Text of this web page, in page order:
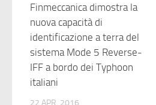
Finmeccanica dimostra la
nuova capacità di
identificazione a terra del
sistema Mode 5 Reverse-
IFF a bordo dei Typhoon
italiani
22 APR, 2016